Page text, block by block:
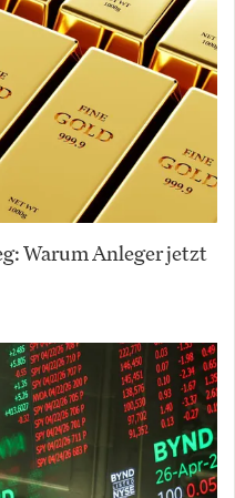
Warum Anleger jetzt